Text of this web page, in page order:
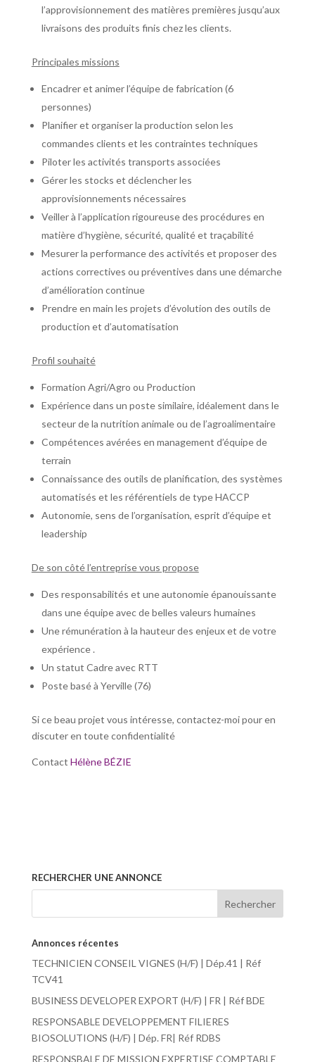
l’approvisionnement des matières premières jusqu’aux
livraisons des produits finis chez les clients.
Principales missions
Encadrer et animer l’équipe de fabrication (6
personnes)
Planifier et organiser la production selon les
commandes clients et les contraintes techniques
Piloter les activités transports associées
Gérer les stocks et déclencher les
approvisionnements nécessaires
Veiller à l’application rigoureuse des procédures en
matière d’hygiène, sécurité, qualité et traçabilité
Mesurer la performance des activités et proposer des
actions correctives ou préventives dans une démarche
d’amélioration continue
Prendre en main les projets d’évolution des outils de
production et d’automatisation
Profil souhaité
Formation Agri/Agro ou Production
Expérience dans un poste similaire, idéalement dans le
secteur de la nutrition animale ou de l’agroalimentaire
Compétences avérées en management d’équipe de
terrain
Connaissance des outils de planification, des systèmes
automatisés et les référentiels de type HACCP
Autonomie, sens de l’organisation, esprit d’équipe et
leadership
De son côté l’entreprise vous propose
Des responsabilités et une autonomie épanouissante
dans une équipe avec de belles valeurs humaines
Une rémunération à la hauteur des enjeux et de votre
expérience .
Un statut Cadre avec RTT
Poste basé à Yerville (76)
Si ce beau projet vous intéresse, contactez-moi pour en
discuter en toute confidentialité
Contact Hélène BÉZIE
RECHERCHER UNE ANNONCE
Annonces récentes
TECHNICIEN CONSEIL VIGNES (H/F) | Dép.41 | Réf
TCV41
BUSINESS DEVELOPER EXPORT (H/F) | FR | Réf BDE
RESPONSABLE DEVELOPPEMENT FILIERES
BIOSOLUTIONS (H/F) | Dép. FR| Réf RDBS
RESPONSBALE DE MISSION EXPERTISE COMPTABLE